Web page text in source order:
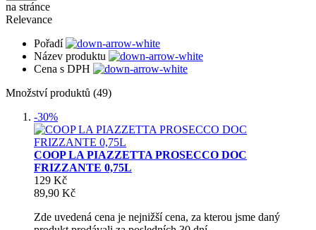
na stránce
Relevance
Pořadí
Název produktu
Cena s DPH
Množství produktů (49)
-30%
COOP LA PIAZZETTA PROSECCO DOC
FRIZZANTE 0,75L
129 Kč
89,90 Kč
Zde uvedená cena je nejnižší cena, za kterou jsme daný